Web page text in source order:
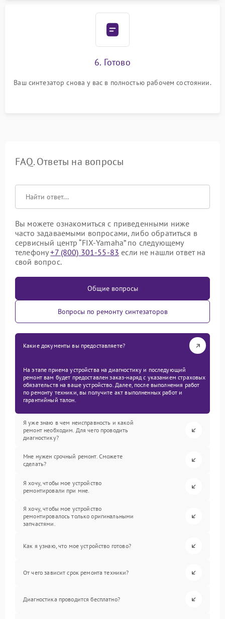
6. Готово
Ваш синтезатор снова у вас в полностью рабочем состоянии.
FAQ. Ответы на вопросы
Вы можете ознакомиться с приведенными ниже
часто задаваемыми вопросами, либо обратиться в
сервисный центр “FIX-Yamaha” по следующему
телефону+7 (800) 301-55-83 если не нашли ответ на
свой вопрос.
Общие вопросы
Вопросы по ремонту синтезаторов
Какие документы вы предоставляете?
На этапе приема устройства на диагностику и последующий
ремонт вам будет предоставлен заказ-наряд с указанием страховых
обязательств на ваше устройство. Далее, после выполнения работ
по ремонту техники, вы получите акт выполненных работ и
гарантийный талон.
Я уже знаю в чем неисправность и какой
ремонт необходим. Для чего проводить
диагностику?
Мне нужен срочный ремонт. Сможете
сделать?
Я хочу, чтобы мое устройство
ремонтировали при мне.
Я хочу, чтобы мое устройство
ремонтировалось только оригинальными
запчастями.
Как я узнаю, что мое устройство готово?
От чего зависит срок ремонта техники?
Диагностика проводится бесплатно?